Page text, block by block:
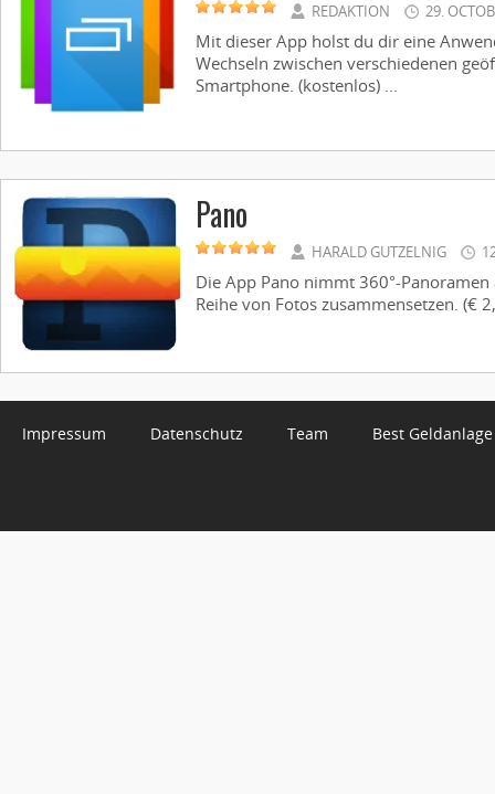
REDAKTION 29.
Mit dieser App holst du dir eine
Wechseln zwischen verschiedenen
Smartphone. (kostenlos) ...
Pano
HARALD GUTZELNIG
Die App Pano nimmt 360°-
Reihe von Fotos zusammensetzen. (€
Impressum Datenschutz Team Best Geldanlage